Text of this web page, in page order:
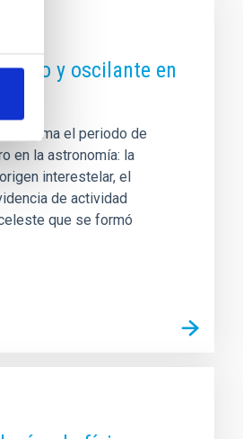
y oscilante en
confirma el periodo de
en la astronomía: la
interestelar, el
de actividad
que se formó